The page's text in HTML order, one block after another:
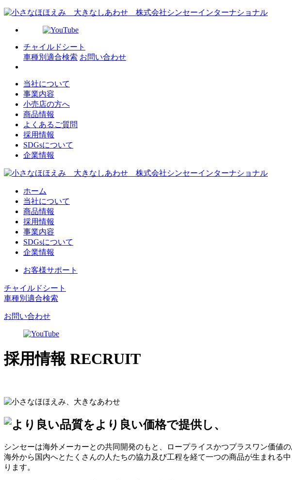
チャイルドシート
車種別適合検索 お問い合わせ
当社について
事業内容
小売店の方へ
商品情報
よくあるご質問
採用情報
SDGsについて
企業情報
ホーム
当社について
商品情報
採用情報
事業内容
SDGsについて
企業情報
お客様サポート
チャイルドシート
車種別適合検索
お問い合わせ
採用情報 RECRUIT
シンセーは海外メーカーとの共同開発のもと、ロープライスかつプラスワン価値
海外から国内へとたくさんの人たちの協力及び工程を経て一つの商品が生まれる
ります。